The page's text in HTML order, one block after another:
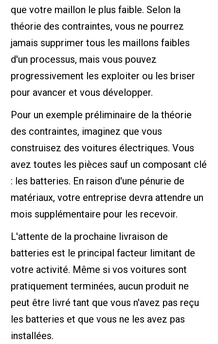
que votre maillon le plus faible. Selon la
théorie des contraintes, vous ne pourrez
jamais supprimer tous les maillons faibles
d'un processus, mais vous pouvez
progressivement les exploiter ou les briser
pour avancer et vous développer.
Pour un exemple préliminaire de la théorie
des contraintes, imaginez que vous
construisez des voitures électriques. Vous
avez toutes les pièces sauf un composant clé
: les batteries. En raison d'une pénurie de
matériaux, votre entreprise devra attendre un
mois supplémentaire pour les recevoir.
L'attente de la prochaine livraison de
batteries est le principal facteur limitant de
votre activité. Même si vos voitures sont
pratiquement terminées, aucun produit ne
peut être livré tant que vous n'avez pas reçu
les batteries et que vous ne les avez pas
installées.